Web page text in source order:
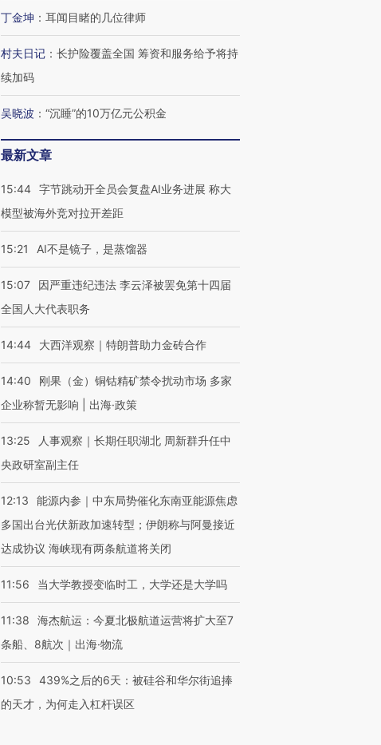
丁金坤 ： 耳闻目睹的几位律师
村夫日记 ： 长护险覆盖全国 筹资和服务给予将持
续加码
吴晓波 ： “沉睡”的10万亿元公积金
最新文章
15:44 字节跳动开全员会复盘AI业务进展 称大
模型被海外竞对拉开差距
15:21 AI不是镜子，是蒸馏器
15:07
因严重违纪违法 李云泽被罢免第十四届
全国人大代表职务
14:44 大西洋观察｜特朗普助力金砖合作
14:40
刚果（金）铜钴精矿禁令扰动市场 多家
企业称暂无影响 | 出海·政策
13:25
人事观察｜长期任职湖北 周新群升任中
央政研室副主任
12:13
能源内参｜中东局势催化东南亚能源焦虑
多国出台光伏新政加速转型；伊朗称与阿曼接近
达成协议 海峡现有两条航道将关闭
11:56 当大学教授变临时工，大学还是大学吗
11:38
海杰航运：今夏北极航道运营将扩大至7
条船、8航次｜出海·物流
10:53
439%之后的6天：被硅谷和华尔街追捧
的天才，为何走入杠杆误区